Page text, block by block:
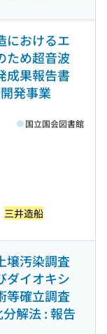
におけるエ
ため超音波
成果報告書
発事業
国立国会図書館
三井造船
壌汚染調査
ダイオキシ
等確立調査
解法 : 報告